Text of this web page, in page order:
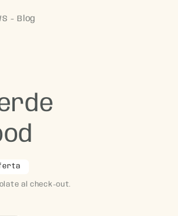
- Blog
al check-out.